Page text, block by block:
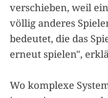
verschieben, weil
völlig anderes
bedeutet, die das
erneut spielen",
Wo komplexe